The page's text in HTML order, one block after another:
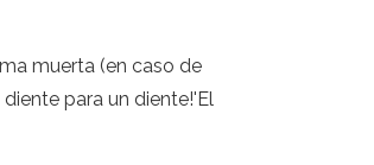
muerta (en caso de
para un diente!'El